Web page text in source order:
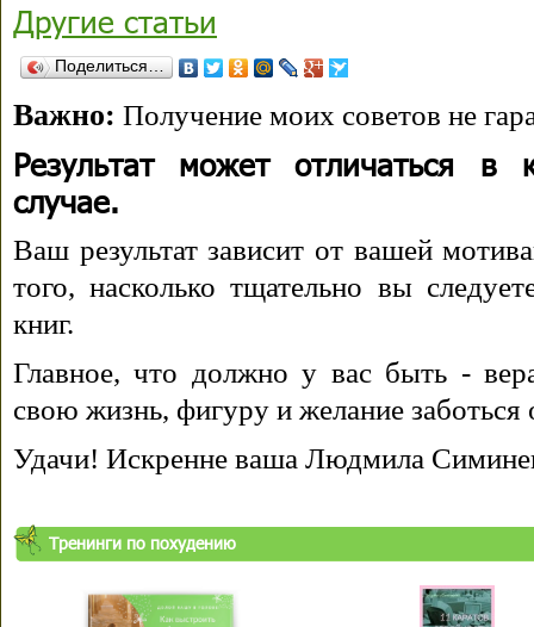
Другие статьи
Поделиться…
Важно: Получение моих советов не
Результат может отличаться в
случае.
Ваш результат зависит от вашей
того, насколько тщательно вы
книг.
Главное, что должно у вас быть -
свою жизнь, фигуру и желание заботься
Удачи! Искренне ваша Людмила
Тренинги по похудению